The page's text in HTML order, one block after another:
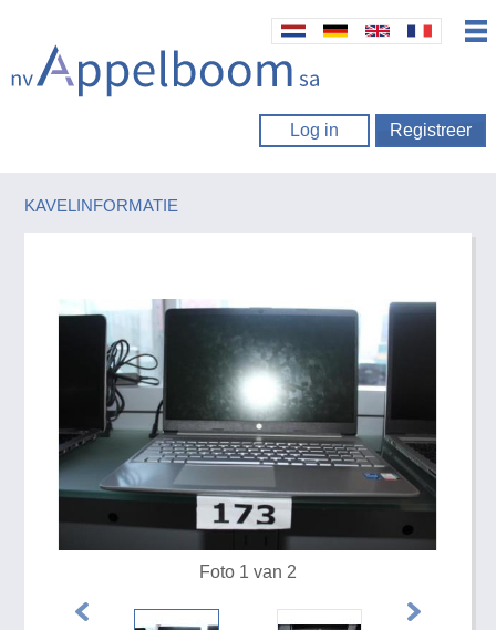
Log in Registreer
KAVELINFORMATIE
Foto 1 van 2